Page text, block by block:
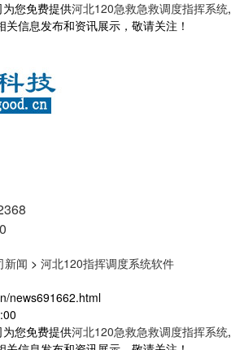
您免费提供河北120急救急救调度指挥系统,
信息发布和资讯展示，敬请关注！
新闻 > 河北120指挥调度系统软件
news691662.html
您免费提供河北120急救急救调度指挥系统,